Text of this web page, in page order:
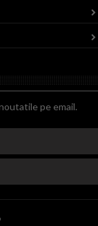
pe email.